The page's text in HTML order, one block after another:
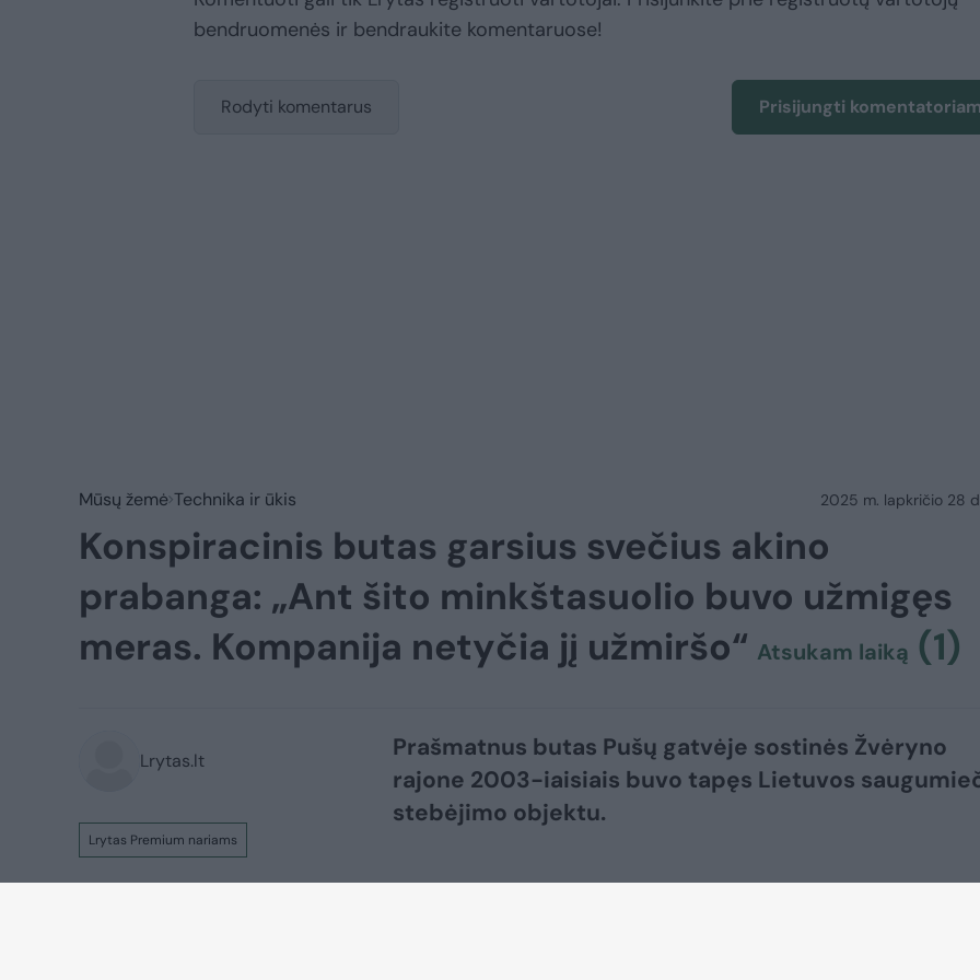
bendruomenės ir bendraukite komentaruose!
Rodyti komentarus Prisijungti
Mūsų žemė Technika ir ūkis 2025 m. lapkričio 28
Konspiracinis butas garsius svečius akino
prabanga: „Ant šito minkštasuolio buvo užmigęs
meras. Kompanija netyčia jį užmiršo“ Atsukam laiką (1)
Lrytas.lt
Lrytas Premium nariams
Prašmatnus butas Pušų gatvėje sostinės Žvėryno
rajone 2003-iaisiais buvo tapęs Lietuvos
stebėjimo objektu.